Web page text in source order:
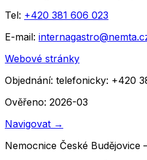
Tel: +420 381 606 023
E-mail:
Webové stránky
Objednání: telefonicky: +420
Ověřeno: 2026-03
Navigovat →
Nemocnice České Budějovice